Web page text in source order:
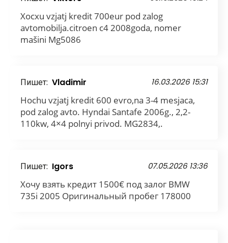
Xocxu vzjatj kredit 700eur pod zalog
avtomobilja.citroen c4 2008goda, nomer
mašini Mg5086
Пишет: Vladimir 16.03.2026 15:31
Hochu vzjatj kredit 600 evro,na 3-4 mesjaca,
pod zalog avto. Hyndai Santafe 2006g., 2,2-
110kw, 4×4 polnyi privod. MG2834,.
Пишет: Igors 07.05.2026 13:36
Хочу взять кредит 1500€ под залог BMW
735i 2005 Оригинальный пробег 178000